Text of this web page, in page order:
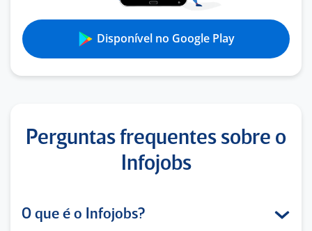
Disponível no Google Play
Perguntas frequentes sobre o
Infojobs
O que é o Infojobs?